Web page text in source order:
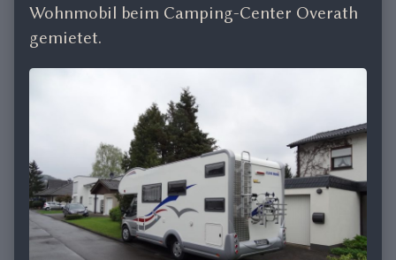
of
Wohnmobil beim Camping-Center Overath
gemietet.